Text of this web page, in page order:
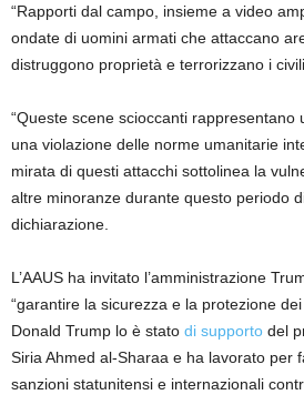
“Rapporti dal campo, insieme a video
ondate di uomini armati che attaccano
distruggono proprietà e terrorizzano i
“Queste scene scioccanti
una violazione delle norme umanitarie
mirata di questi attacchi sottolinea la
altre minoranze durante questo periodo
dichiarazione.
L’AAUS ha invitato l’amministrazione
“garantire la sicurezza e la protezione
Donald Trump lo è stato di supporto del
Siria Ahmed al-Sharaa e ha lavorato per
sanzioni statunitensi e internazionali